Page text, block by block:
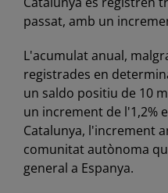
passat, amb un
L'acumulat anual,
registrades en
un saldo positiu de 10
un increment de l'1,2%
Catalunya, l'increment
comunitat autònoma
general a Espanya.